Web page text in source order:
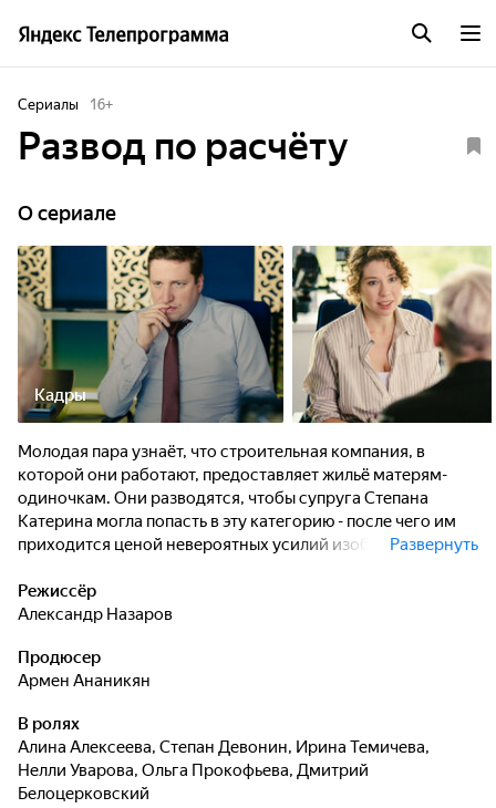
Сериалы 16+
Развод по расчёту
O сериале
Кадры
Молодая пара узнаёт, что строительная компания, в
которой они работают, предоставляет жильё матерям-
одиночкам. Они разводятся, чтобы супруга Степана
Катерина могла попасть в эту категорию - после чего им
приходится ценой невероятных усилий изображать перед
реален.
Развернуть
Режиссёр
Александр Назаров
Продюсер
Армен Ананикян
В ролях
Алина Алексеева, Степан Девонин, Ирина Темичева,
Нелли Уварова, Ольга Прокофьева, Дмитрий
Белоцерковский